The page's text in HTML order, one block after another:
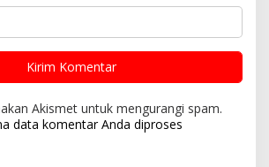
Akismet untuk mengurangi spam.
data komentar Anda diproses